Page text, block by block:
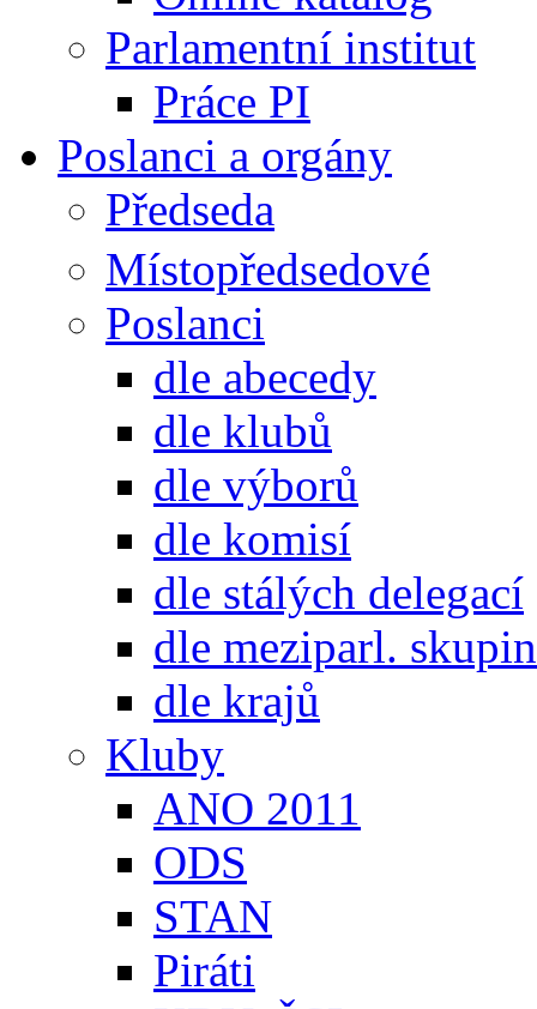
Parlamentní institut
Práce PI
Poslanci a orgány
Předseda
Místopředsedové
Poslanci
dle abecedy
dle klubů
dle výborů
dle komisí
dle stálých delegací
dle meziparl. skupin
dle krajů
Kluby
ANO 2011
ODS
STAN
Piráti